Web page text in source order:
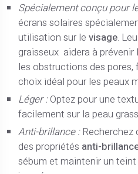
Spécialement conçu pour
écrans solaires
utilisation sur levisage.
graisseux aidera à
les obstructions des
choix idéal pour les peaux
Léger :Optez pour une
facilement sur la peau
Anti-brillance :Recherchez
des propriétés anti-
sébum et maintenir un